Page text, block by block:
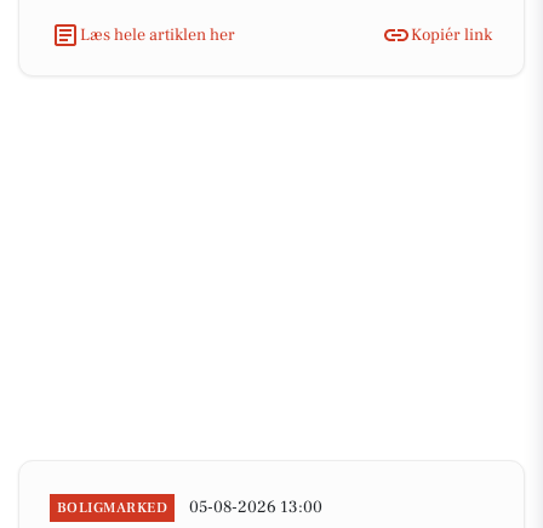
Læs hele artiklen her Kopiér link
BOLIGMARKED 05-08-2026 13:00